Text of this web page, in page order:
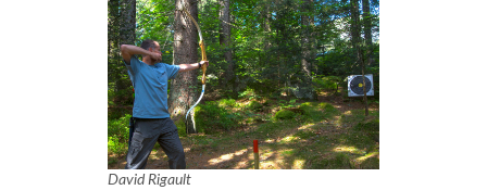
David Rigault